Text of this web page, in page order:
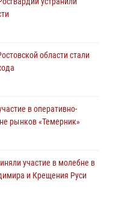
области стали
в оперативно-
рынков «Темерник»
участие в молебне в
и Крещения Руси